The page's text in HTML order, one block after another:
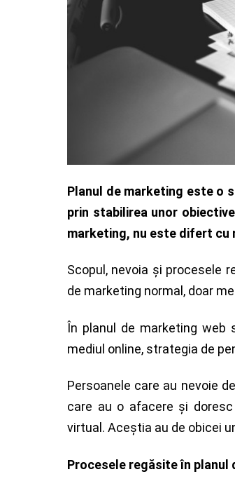
Planul de marketing este o
prin stabilirea unor
marketing, nu este difert cu
Scopul, nevoia şi procesele
de marketing normal, doar
În planul de marketing web
mediul online, strategia de
Persoanele care au nevoie
care au o afacere şi
virtual. Aceştia au de obicei
Procesele regăsite în